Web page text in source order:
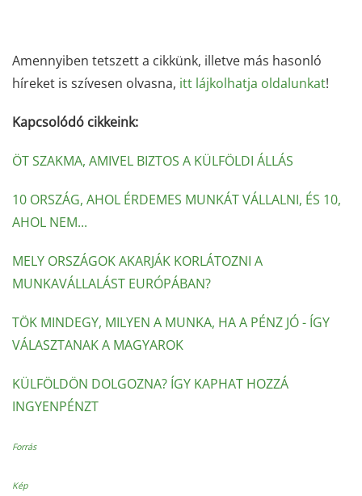
Amennyiben tetszett a cikkünk, illetve más hasonló
híreket is szívesen olvasna, itt lájkolhatja oldalunkat!
Kapcsolódó cikkeink:
ÖT SZAKMA, AMIVEL BIZTOS A KÜLFÖLDI ÁLLÁS
10 ORSZÁG, AHOL ÉRDEMES MUNKÁT VÁLLALNI, ÉS 10,
AHOL NEM...
MELY ORSZÁGOK AKARJÁK KORLÁTOZNI A
MUNKAVÁLLALÁST EURÓPÁBAN?
TÖK MINDEGY, MILYEN A MUNKA, HA A PÉNZ JÓ - ÍGY
VÁLASZTANAK A MAGYAROK
KÜLFÖLDÖN DOLGOZNA? ÍGY KAPHAT HOZZÁ
INGYENPÉNZT
Forrás
Kép